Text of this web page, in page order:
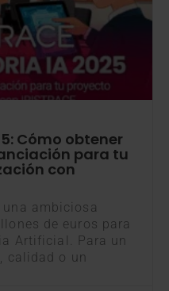
Cómo obtener
para tu
con
ambiciosa
de euros para
Artificial. Para un
calidad o un